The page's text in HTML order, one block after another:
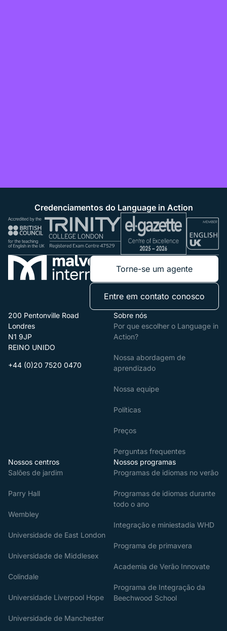
Credenciamentos do Language in Action
Torne-se um agente
Entre em contato conosco
200 Pentonville Road
Londres
N1 9JP
REINO UNIDO
+44 (0)20 7520 0470
Sobre nós
Por que escolher o Language in
Action?
Nossa abordagem de
aprendizado
Nossa equipe
Políticas
Preços
Perguntas frequentes
Nossos centros
Salões de jardim
Parry Hall
Wembley
Universidade de East London
Universidade de Middlesex
Colindale
Universidade Liverpool Hope
Universidade de Manchester
Nossos programas
Programas de idiomas no verão
Programas de idiomas durante
todo o ano
Integração e miniestadia WHD
Programa de primavera
Academia de Verão Innovate
Programa de Integração da
Beechwood School